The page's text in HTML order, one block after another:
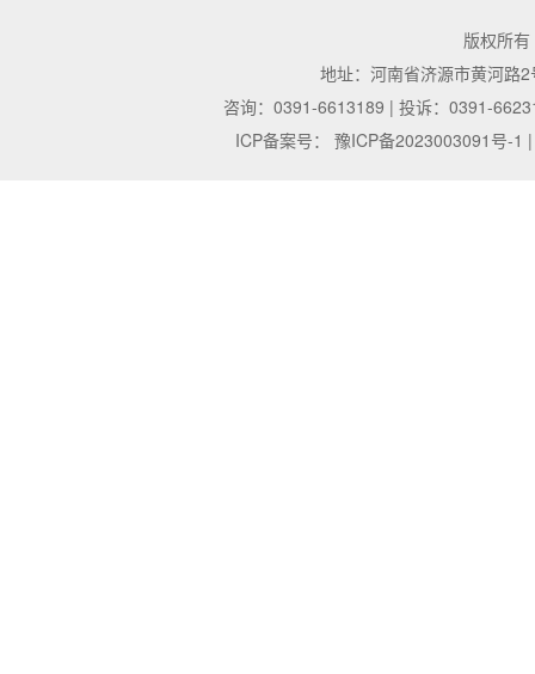
版权所
地址：河南省济源市黄河路
咨询：0391-6613189 | 投诉：0391-
ICP备案号：
豫ICP备2023003091号-1